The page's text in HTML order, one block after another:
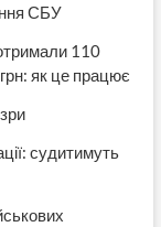
СБУ
110
як це працює
судитимуть